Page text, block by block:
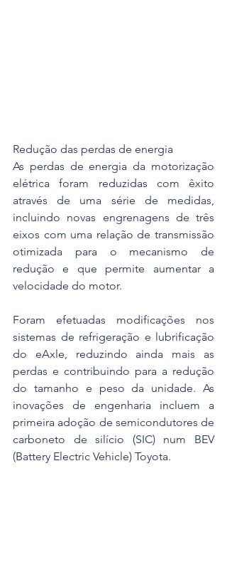
Redução das perdas de energia
As perdas de energia da motorização
elétrica foram reduzidas com êxito
através de uma série de medidas,
incluindo novas engrenagens de três
eixos com uma relação de transmissão
otimizada para o mecanismo de
redução e que permite aumentar a
velocidade do motor.
Foram efetuadas modificações nos
sistemas de refrigeração e lubrificação
do eAxle, reduzindo ainda mais as
perdas e contribuindo para a redução
do tamanho e peso da unidade. As
inovações de engenharia incluem a
primeira adoção de semicondutores de
carboneto de silício (SIC) num BEV
(Battery Electric Vehicle) Toyota.